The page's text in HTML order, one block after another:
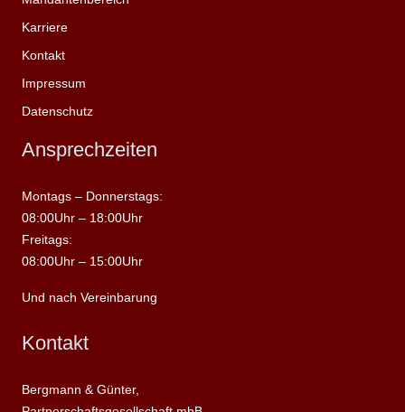
Karriere
Kontakt
Impressum
Datenschutz
Ansprechzeiten
Montags – Donnerstags:
08:00Uhr – 18:00Uhr
Freitags:
08:00Uhr – 15:00Uhr
Und nach Vereinbarung
Kontakt
Bergmann & Günter,